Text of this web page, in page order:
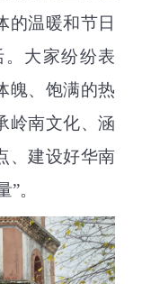
的温暖和节日
大家纷纷表
魄、饱满的热
岭南文化、涵
、建设好华南
。